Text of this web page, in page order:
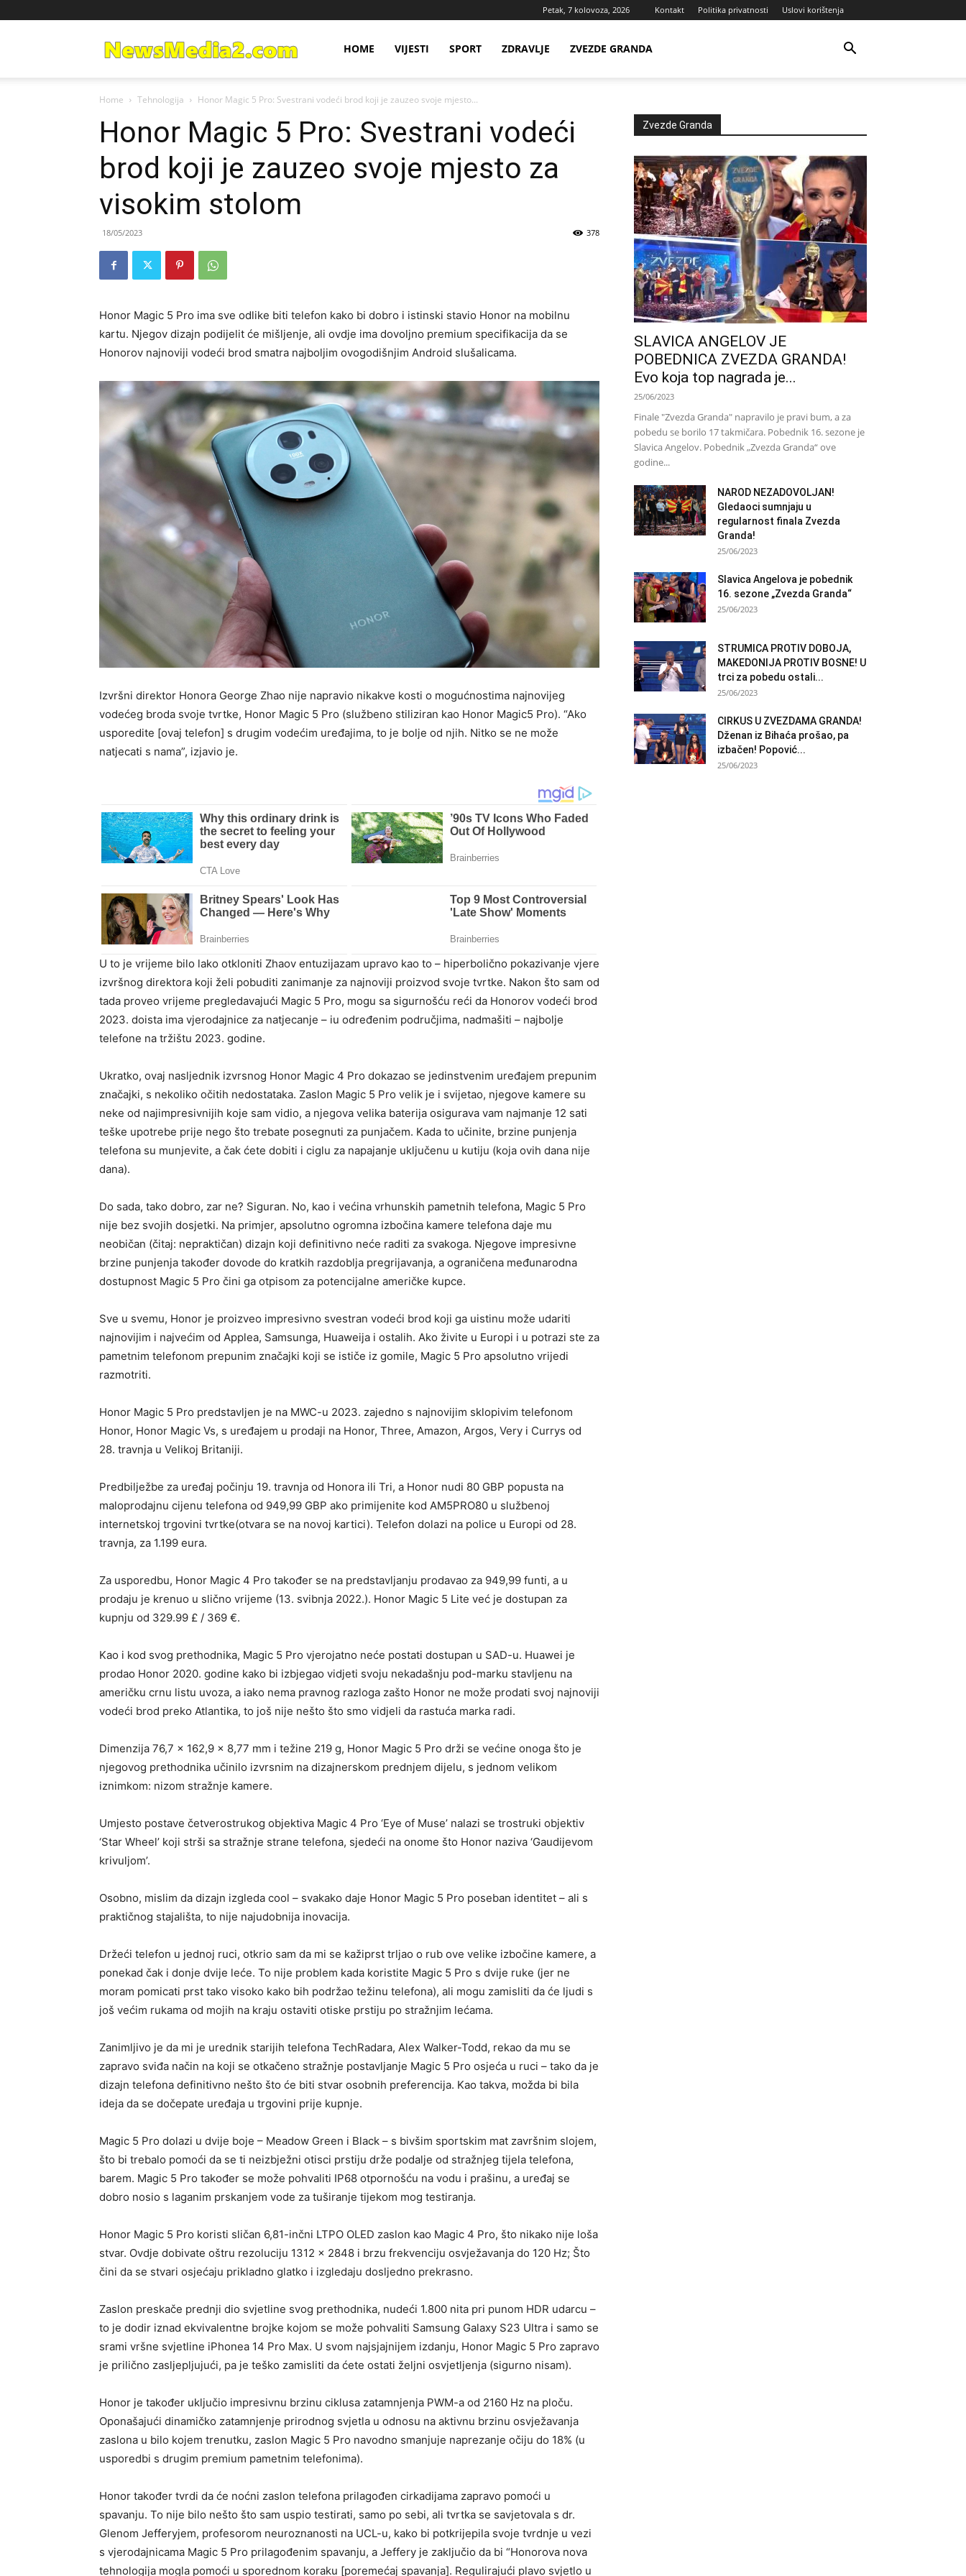
Petak, 7 kolovoza, 2026 Kontakt Politika privatnosti Uslovi korištenja
Media
HOME VIJESTI SPORT ZDRAVLJE ZVEZDE GRANDA
Home Tehnologija Honor Magic 5 Pro: Svestrani vodeći brod koji je zauzeo svoje mjesto...
Honor Magic 5 Pro: Svestrani vodeći
brod koji je zauzeo svoje mjesto za
visokim stolom
18/05/2023 378
Honor Magic 5 Pro ima sve odlike biti telefon kako bi dobro i istinski stavio Honor na mobilnu
kartu. Njegov dizajn podijelit će mišljenje, ali ovdje ima dovoljno premium specifikacija da se
Honorov najnoviji vodeći brod smatra najboljim ovogodišnjim Android slušalicama.
Izvršni direktor Honora George Zhao nije napravio nikakve kosti o mogućnostima najnovijeg
vodećeg broda svoje tvrtke, Honor Magic 5 Pro (službeno stiliziran kao Honor Magic5 Pro). “Ako
usporedite [ovaj telefon] s drugim vodećim uređajima, to je bolje od njih. Nitko se ne može
natjecati s nama”, izjavio je.
U to je vrijeme bilo lako otkloniti Zhaov entuzijazam upravo kao to – hiperbolično pokazivanje vjere
izvršnog direktora koji želi pobuditi zanimanje za najnoviji proizvod svoje tvrtke. Nakon što sam od
tada proveo vrijeme pregledavajući Magic 5 Pro, mogu sa sigurnošću reći da Honorov vodeći brod
2023. doista ima vjerodajnice za natjecanje – iu određenim područjima, nadmašiti – najbolje
telefone na tržištu 2023. godine.
Ukratko, ovaj nasljednik izvrsnog Honor Magic 4 Pro dokazao se jedinstvenim uređajem prepunim
značajki, s nekoliko očitih nedostataka. Zaslon Magic 5 Pro velik je i svijetao, njegove kamere su
neke od najimpresivnijih koje sam vidio, a njegova velika baterija osigurava vam najmanje 12 sati
teške upotrebe prije nego što trebate posegnuti za punjačem. Kada to učinite, brzine punjenja
telefona su munjevite, a čak ćete dobiti i ciglu za napajanje uključenu u kutiju (koja ovih dana nije
dana).
Do sada, tako dobro, zar ne? Siguran. No, kao i većina vrhunskih pametnih telefona, Magic 5 Pro
nije bez svojih dosjetki. Na primjer, apsolutno ogromna izbočina kamere telefona daje mu
neobičan (čitaj: nepraktičan) dizajn koji definitivno neće raditi za svakoga. Njegove impresivne
brzine punjenja također dovode do kratkih razdoblja pregrijavanja, a ograničena međunarodna
dostupnost Magic 5 Pro čini ga otpisom za potencijalne američke kupce.
Sve u svemu, Honor je proizveo impresivno svestran vodeći brod koji ga uistinu može udariti
najnovijim i najvećim od Applea, Samsunga, Huaweija i ostalih. Ako živite u Europi i u potrazi ste za
pametnim telefonom prepunim značajki koji se ističe iz gomile, Magic 5 Pro apsolutno vrijedi
razmotriti.
Honor Magic 5 Pro predstavljen je na MWC-u 2023. zajedno s najnovijim sklopivim telefonom
Honor, Honor Magic Vs, s uređajem u prodaji na Honor, Three, Amazon, Argos, Very i Currys od
28. travnja u Velikoj Britaniji.
Predbilježbe za uređaj počinju 19. travnja od Honora ili Tri, a Honor nudi 80 GBP popusta na
maloprodajnu cijenu telefona od 949,99 GBP ako primijenite kod AM5PRO80 u službenoj
internetskoj trgovini tvrtke(otvara se na novoj kartici). Telefon dolazi na police u Europi od 28.
travnja, za 1.199 eura.
Za usporedbu, Honor Magic 4 Pro također se na predstavljanju prodavao za 949,99 funti, a u
prodaju je krenuo u slično vrijeme (13. svibnja 2022.). Honor Magic 5 Lite već je dostupan za
kupnju od 329.99 £ / 369 €.
Kao i kod svog prethodnika, Magic 5 Pro vjerojatno neće postati dostupan u SAD-u. Huawei je
prodao Honor 2020. godine kako bi izbjegao vidjeti svoju nekadašnju pod-marku stavljenu na
američku crnu listu uvoza, a iako nema pravnog razloga zašto Honor ne može prodati svoj najnoviji
vodeći brod preko Atlantika, to još nije nešto što smo vidjeli da rastuća marka radi.
Dimenzija 76,7 x 162,9 x 8,77 mm i težine 219 g, Honor Magic 5 Pro drži se većine onoga što je
njegovog prethodnika učinilo izvrsnim na dizajnerskom prednjem dijelu, s jednom velikom
iznimkom: nizom stražnje kamere.
Umjesto postave četverostrukog objektiva Magic 4 Pro ‘Eye of Muse’ nalazi se trostruki objektiv
‘Star Wheel’ koji strši sa stražnje strane telefona, sjedeći na onome što Honor naziva ‘Gaudijevom
krivuljom’.
Osobno, mislim da dizajn izgleda cool – svakako daje Honor Magic 5 Pro poseban identitet – ali s
praktičnog stajališta, to nije najudobnija inovacija.
Držeći telefon u jednoj ruci, otkrio sam da mi se kažiprst trljao o rub ove velike izbočine kamere, a
ponekad čak i donje dvije leće. To nije problem kada koristite Magic 5 Pro s dvije ruke (jer ne
moram pomicati prst tako visoko kako bih podržao težinu telefona), ali mogu zamisliti da će ljudi s
još većim rukama od mojih na kraju ostaviti otiske prstiju po stražnjim lećama.
Zanimljivo je da mi je urednik starijih telefona TechRadara, Alex Walker-Todd, rekao da mu se
zapravo sviđa način na koji se otkačeno stražnje postavljanje Magic 5 Pro osjeća u ruci – tako da je
dizajn telefona definitivno nešto što će biti stvar osobnih preferencija. Kao takva, možda bi bila
ideja da se dočepate uređaja u trgovini prije kupnje.
Magic 5 Pro dolazi u dvije boje – Meadow Green i Black – s bivšim sportskim mat završnim slojem,
što bi trebalo pomoći da se ti neizbježni otisci prstiju drže podalje od stražnjeg tijela telefona,
barem. Magic 5 Pro također se može pohvaliti IP68 otpornošću na vodu i prašinu, a uređaj se
dobro nosio s laganim prskanjem vode za tuširanje tijekom mog testiranja.
Honor Magic 5 Pro koristi sličan 6,81-inčni LTPO OLED zaslon kao Magic 4 Pro, što nikako nije loša
stvar. Ovdje dobivate oštru rezoluciju 1312 x 2848 i brzu frekvenciju osvježavanja do 120 Hz; Što
čini da se stvari osjećaju prikladno glatko i izgledaju dosljedno prekrasno.
Zaslon preskače prednji dio svjetline svog prethodnika, nudeći 1.800 nita pri punom HDR udarcu –
to je dodir iznad ekvivalentne brojke kojom se može pohvaliti Samsung Galaxy S23 Ultra i samo se
srami vršne svjetline iPhonea 14 Pro Max. U svom najsjajnijem izdanju, Honor Magic 5 Pro zapravo
je prilično zasljepljujući, pa je teško zamisliti da ćete ostati željni osvjetljenja (sigurno nisam).
Honor je također uključio impresivnu brzinu ciklusa zatamnjenja PWM-a od 2160 Hz na ploču.
Oponašajući dinamičko zatamnjenje prirodnog svjetla u odnosu na aktivnu brzinu osvježavanja
zaslona u bilo kojem trenutku, zaslon Magic 5 Pro navodno smanjuje naprezanje očiju do 18% (u
usporedbi s drugim premium pametnim telefonima).
Honor također tvrdi da će noćni zaslon telefona prilagođen cirkadijama zapravo pomoći u
spavanju. To nije bilo nešto što sam uspio testirati, samo po sebi, ali tvrtka se savjetovala s dr.
Glenom Jefferyjem, profesorom neuroznanosti na UCL-u, kako bi potkrijepila svoje tvrdnje u vezi
s vjerodajnicama Magic 5 Pro prilagođenim spavanju, a Jeffery je zaključio da bi “Honorova nova
tehnologija mogla pomoći u sporednom koraku [poremećaj spavanja]. Regulirajući plavo svjetlo u
Zvezde Granda
SLAVICA ANGELOV JE
POBEDNICA ZVEZDA GRANDA!
Evo koja top nagrada je...
25/06/2023
Finale "Zvezda Granda" napravilo je pravi bum, a za
pobedu se borilo 17 takmičara. Pobednik 16. sezone je
Slavica Angelov. Pobednik „Zvezda Granda“ ove
godine...
NAROD NEZADOVOLJAN!
Gledaoci sumnjaju u
regularnost finala Zvezda
Granda!
25/06/2023
Slavica Angelova je pobednik
16. sezone „Zvezda Granda“
25/06/2023
STRUMICA PROTIV DOBOJA,
MAKEDONIJA PROTIV BOSNE! U
trci za pobedu ostali...
25/06/2023
CIRKUS U ZVEZDAMA GRANDA!
Dženan iz Bihaća prošao, pa
izbačen! Popović...
25/06/2023